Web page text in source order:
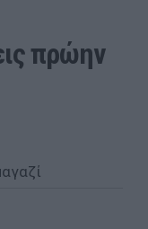
πρώην